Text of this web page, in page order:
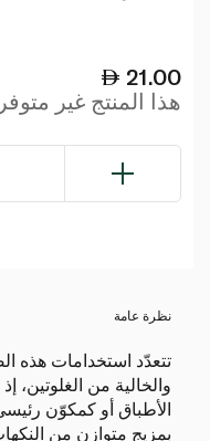
21.00
هذا المنتج غير متوفر
نظرة عامة
تتعدّد استخدامات هذه
والخالية من
الأطباق أو كمكوّن
بمزيج متوازن من